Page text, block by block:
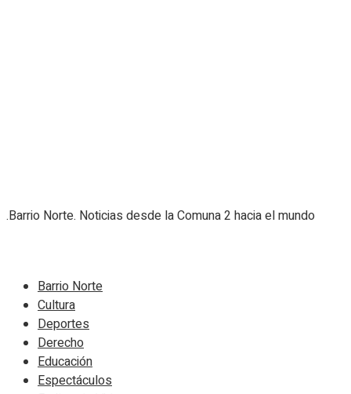
.Barrio Norte. Noticias desde la Comuna 2 hacia el mundo
Barrio Norte
Cultura
Deportes
Derecho
Educación
Espectáculos